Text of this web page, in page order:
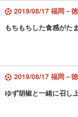
2019/08/17 福岡－
もちもちした食感がた
2019/08/17 福岡－
ゆず胡椒と一緒に召し